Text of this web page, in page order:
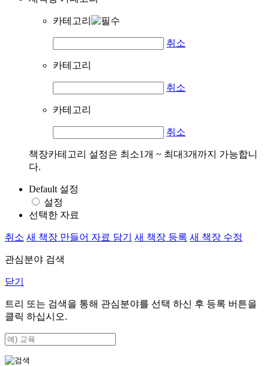
카테고리
취소
카테고리
취소
카테고리
취소
책장카테고리 설정은 최소1개 ~ 최대3개까지 가능합니
다.
Default 설정
설정
선택한 자료
취소 새 책장 만들어 자료 담기 새 책장 등록 새 책장 수정
관심분야 검색
닫기
트리 또는 검색을 통해 관심분야를 선택 하신 후 등록 버튼을
클릭 하십시오.